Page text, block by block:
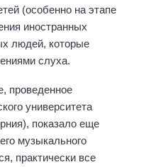
(особенно на этапе
иностранных
людей, которые
слуха.
проведенное
университета
показало еще
музыкального
практически все